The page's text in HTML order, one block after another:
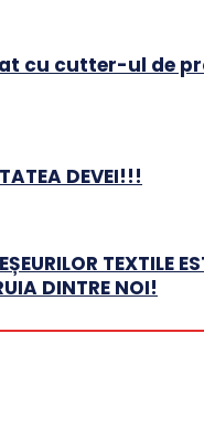
cu cutter-ul de
DEVEI!!!
TEXTILE
DINTRE NOI!